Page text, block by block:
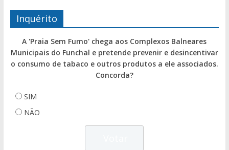
Inquérito
A 'Praia Sem Fumo' chega aos Complexos Balneares
Municipais do Funchal e pretende prevenir e desincentivar
o consumo de tabaco e outros produtos a ele associados.
Concorda?
SIM
NÃO